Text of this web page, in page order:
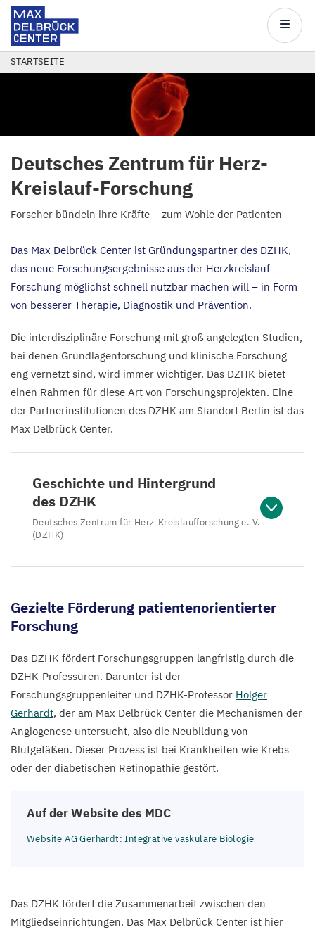
Direkt
zum
Center
Main
PFADNAVIGATION
STARTSEITE
Deutsches Zentrum für Herz-
Kreislauf-Forschung
Forscher bündeln ihre Kräfte – zum Wohle der Patienten
Das Max Delbrück Center ist Gründungspartner des DZHK,
das neue Forschungsergebnisse aus der Herzkreislauf-
Forschung möglichst schnell nutzbar machen will – in Form
von besserer Therapie, Diagnostik und Prävention.
Die interdisziplinäre Forschung mit groß angelegten Studien,
bei denen Grundlagenforschung und klinische Forschung
eng vernetzt sind, wird immer wichtiger. Das DZHK bietet
einen Rahmen für diese Art von Forschungsprojekten. Eine
der Partnerinstitutionen des DZHK am Standort Berlin ist das
Max Delbrück Center.
Geschichte und Hintergrund
des DZHK
Deutsches Zentrum für Herz-Kreislaufforschung e. V.
(DZHK)
Gezielte Förderung patientenorientierter
Forschung
Das DZHK fördert Forschungsgruppen langfristig durch die
DZHK-Professuren. Darunter ist der
Forschungsgruppenleiter und DZHK-Professor Holger
Gerhardt, der am Max Delbrück Center die Mechanismen der
Angiogenese untersucht, also die Neubildung von
Blutgefäßen. Dieser Prozess ist bei Krankheiten wie Krebs
oder der diabetischen Retinopathie gestört.
Auf der Website des MDC
WebsiteAGGerhardt: Integrative vaskuläre Biologie
Das DZHK fördert die Zusammenarbeit zwischen den
Mitgliedseinrichtungen. Das Max Delbrück Center ist hier